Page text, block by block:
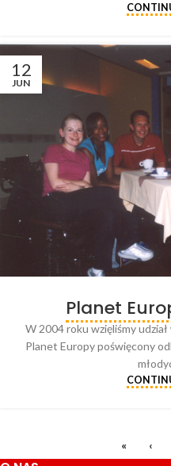
12
JUN
Planet
W 2004 roku wzięliśmy
Planet Europy poświęcony
« ‹